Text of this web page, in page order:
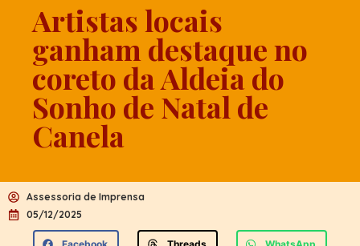
Artistas locais
ganham destaque no
coreto da Aldeia do
Sonho de Natal de
Canela
Assessoria de Imprensa
05/12/2025